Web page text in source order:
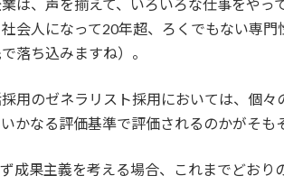
は、声を揃えて、いろいろな仕事をや
会人になって20年超、ろくでもない専
落ち込みますね）。
用のゼネラリスト採用においては、個
かなる評価基準で評価されるのかがそも
成果主義を考える場合、これまでどお